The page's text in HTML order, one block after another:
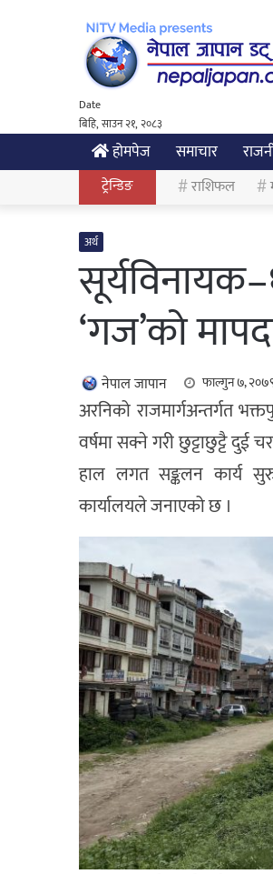
Date
बिहि, साउन २१, २०८३
होमपेज समाचार
ट्रेन्डिङ राशिफल
अर्थ
‘गज’को
नेपाल जापान फाल्गुन ७,
अरनिको राजमार्गअन्तर्गत
वर्षमा सक्ने गरी छुट्टाछुट्टै दुई
हाल लगत सङ्कलन कार्य
कार्यालयले जनाएको छ ।